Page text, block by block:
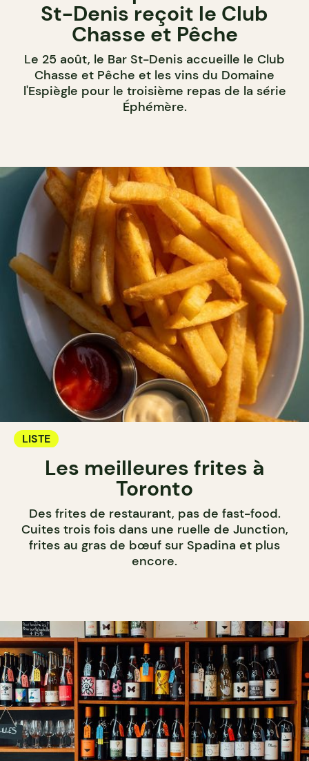
St-Denis reçoit le Club
Chasse et Pêche
Le 25 août, le Bar St-Denis accueille le Club
Chasse et Pêche et les vins du Domaine
l'Espiègle pour le troisième repas de la série
Éphémère.
LISTE
Les meilleures frites à
Toronto
Des frites de restaurant, pas de fast-food.
Cuites trois fois dans une ruelle de Junction,
frites au gras de bœuf sur Spadina et plus
encore.